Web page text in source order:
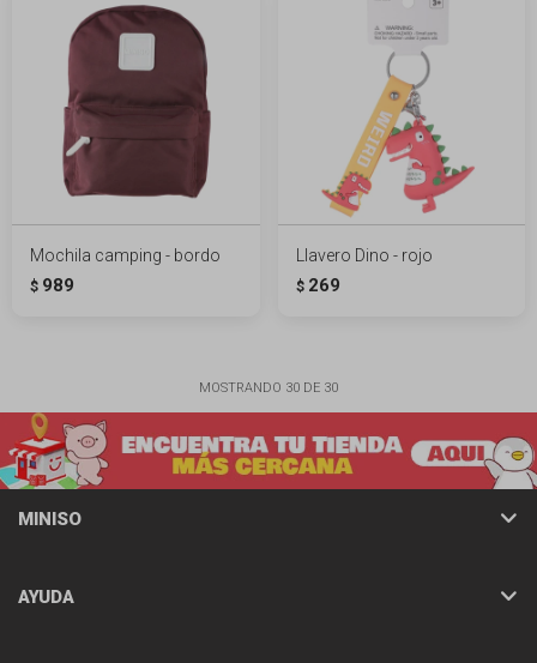
Mochila camping - bordo
$ 989
Llavero Dino - rojo
$ 269
MOSTRANDO 30 DE 30
MINISO
AYUDA